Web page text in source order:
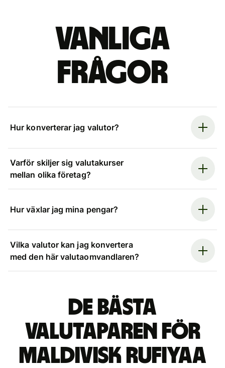
Vanliga
frågor
Hur konverterar jag valutor?
Varför skiljer sig valutakurser
mellan olika företag?
Hur växlar jag mina pengar?
Vilka valutor kan jag konvertera
med den här valutaomvandlaren?
De bästa
valutaparen för
maldivisk rufiyaa